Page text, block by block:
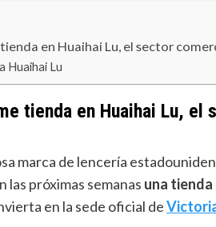
en Huaihai Lu, el sector
Huaihai Lu
tienda en Huaihai Lu,
marca de lencería
las próximas semanas una tienda
en la sede oficial de